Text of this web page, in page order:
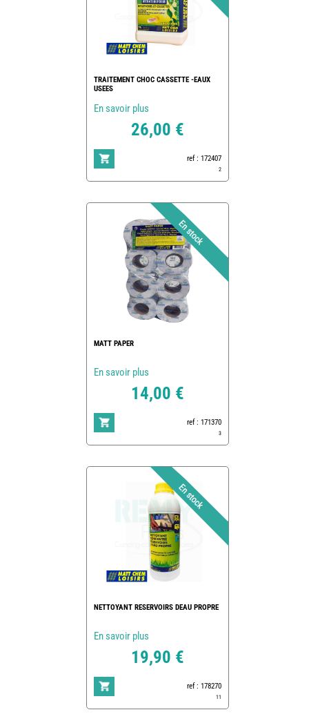
TRAITEMENT CHOC CASSETTE -EAUX
USEES
En savoir plus
26,00 €
ref : 172407
2
MATT PAPER
En savoir plus
14,00 €
ref : 171370
3
NETTOYANT RESERVOIRS DEAU PROPRE
En savoir plus
19,90 €
ref : 178270
11